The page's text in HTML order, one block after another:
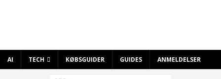
AI TECH KØBSGUIDER GUIDES ANMELDELSER